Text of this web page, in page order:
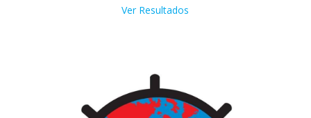
Ver Resultados